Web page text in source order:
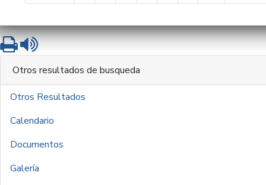
ImprimirLeer contenido
Otros resultados de busqueda
Otros Resultados
Calendario
Documentos
Galería